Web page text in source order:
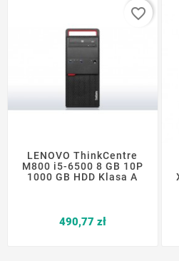
LENOVO ThinkCentre
M800 i5-6500 8 GB 10P
1000 GB HDD Klasa A
490,77 złCena
favorite_border